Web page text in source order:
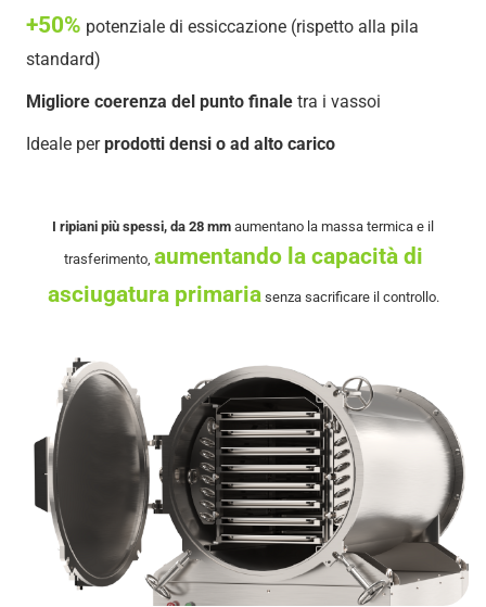
+50% potenziale di essiccazione (rispetto alla pila
standard)
Migliore coerenza del punto finale tra i vassoi
Ideale perprodotti densi o ad alto carico
I ripiani più spessi, da 28 mm aumentano la massa termica e il
trasferimento, aumentando la capacità di
asciugatura primariasenza sacrificare il controllo.